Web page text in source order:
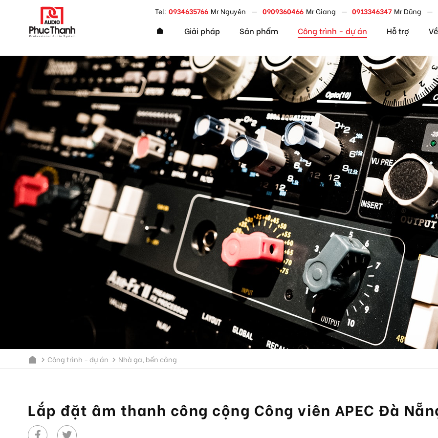
google-site-verification=yz2nPeAgpmlr59pferIuX8UyGk4jogeTFsPvrVpGyHo
Tel: 0934635766 Mr Nguyên 0909360466 Mr Giang 0913346347 Mr Dũng
Giải pháp Sản phẩm Công trình - dự án Hỗ trợ
Công trình - dự án Nhà ga, bến cảng
Lắp đặt âm thanh công cộng Công viên APEC Đà